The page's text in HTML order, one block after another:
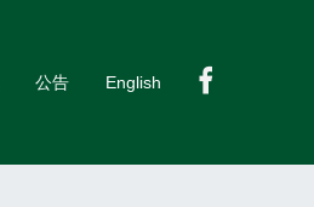
公告 English